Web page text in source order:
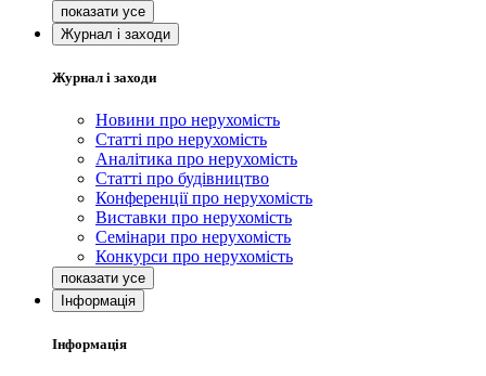
Журнал і заходи
Журнал і заходи
Новини про нерухомість
Статті про нерухомість
Аналітика про нерухомість
Статті про будівництво
Конференції про нерухомість
Виставки про нерухомість
Семінари про нерухомість
Конкурси про нерухомість
Інформація
Інформація